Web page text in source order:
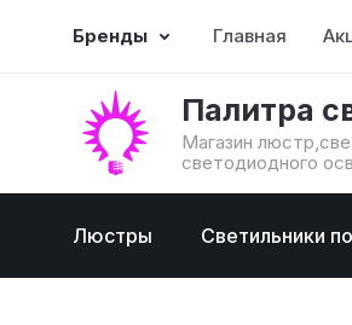
Бренды Главная
Палитра
Магазин
светодиодного
Люстры Светильники